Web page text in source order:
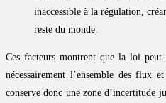
inaccessible à la régulation,
reste du monde.
Ces facteurs montrent que la loi
nécessairement l’ensemble des flux
conserve donc une zone d’incertitude